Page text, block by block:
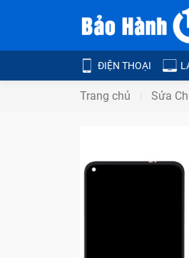
ĐIỆN THOẠI
Trang chủ Sửa